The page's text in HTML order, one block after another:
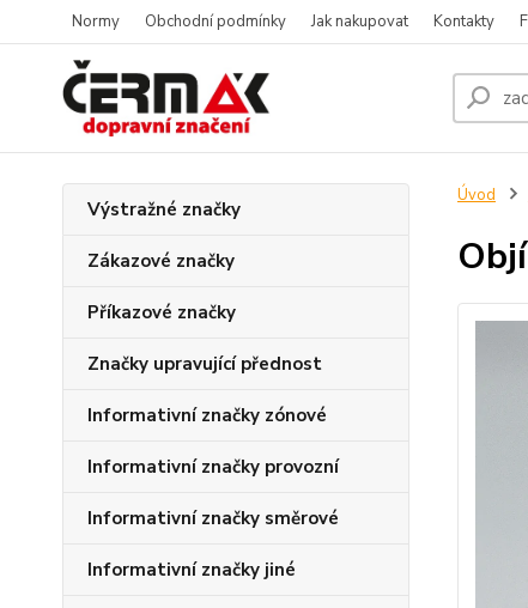
Normy Obchodní podmínky Jak nakupovat Kontakty
Výstražné značky
Zákazové značky
Příkazové značky
Značky upravující přednost
Informativní značky zónové
Informativní značky provozní
Informativní značky směrové
Informativní značky jiné
Úvod